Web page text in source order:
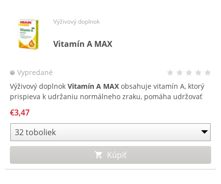
Výživový doplnok
Vitamín A MAX
Vypredané
Výživový doplnok Vitamín A MAX obsahuje vitamín A, ktorý
prispieva k udržaniu normálneho zraku, pomáha udržovať
systému.
€3,47
Kúpiť